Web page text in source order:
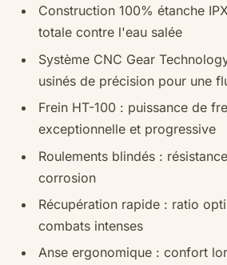
Construction 100% étanche
totale contre l'eau salée
Système CNC Gear
usinés de précision pour une
Frein HT-100 : puissance de
exceptionnelle et progressive
Roulements blindés :
corrosion
Récupération rapide : ratio
combats intenses
Anse ergonomique : confort